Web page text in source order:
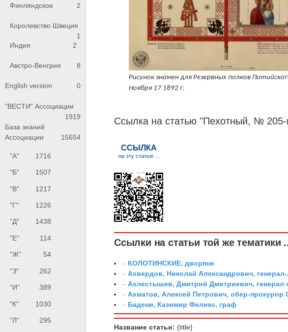
Финляндское
2
Королевство Швеция
1
Индия
2
Австро-Венгрия 8
English version 0
"ВЕСТИ" Ассоциации
1919
База знаний
Ассоциации
15654
"А" 1716
"Б" 1507
"В" 1217
"Г" 1226
"Д" 1438
"Е" 114
"Ж" 54
"З" 262
"И" 389
"К" 1030
"Л" 295
Рисунок знамен для Резервных полков
Ноября 17 1892 г.
Ссылка на статью "Пехотный, № 205-
Ссылки на статьи той же тематики
- КОЛОТИНСКИЕ, дворяне
-Ахвердов, Николай Александрович, генерал-
-Ахлестышев, Дмитрий Дмитриевич, генерал
-Ахматов, Алексей Петрович, обер-прокурор
- Бадени, Казимир Феликс, граф
Название статьи: {title}